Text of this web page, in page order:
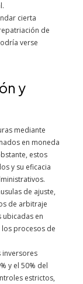
cierta
de
verse
y
mediante
en moneda
estos
y su eficacia
de ajuste,
de arbitraje
ubicadas en
procesos de
inversores
y el 50% del
estrictos,